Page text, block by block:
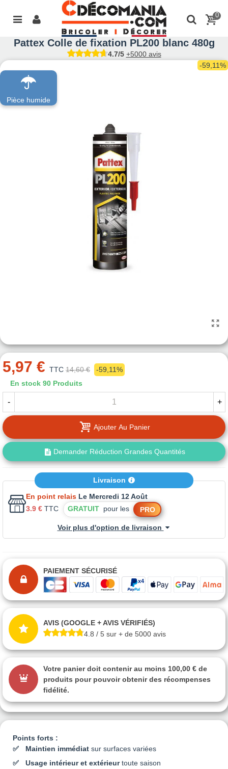
0
Pattex Colle de fixation PL200 blanc 480g
4.7/5 +5000 avis
Pièce humide
-59,11%
Points forts :
Maintien immédiat sur surfaces variées
Usage intérieur et extérieurtoute saison
5,97 € TTC 14,60 €
-59,11%
En stock 90 Produits
- +
Ajouter Au Panier
Demander Réduction Grandes Quantités
Livraison
En point relais Le Mercredi 12 Août
3.9 € TTC GRATUIT pour les PRO
Voir plus d'option de livraison
PAIEMENT SÉCURISÉ
AVIS (GOOGLE + AVIS VÉRIFIÉS)
4.8 / 5 sur + de 5000 avis
Votre panier doit contenir au moins 100,00 € de
produits pour pouvoir obtenir des récompenses
fidélité.